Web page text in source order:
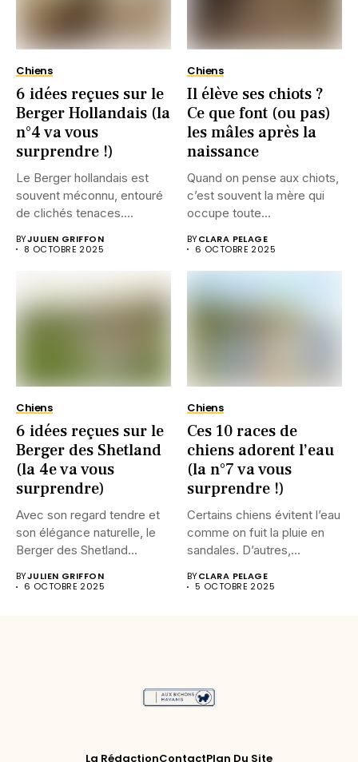
Chiens
6 idées reçues sur le
Berger Hollandais (la
n°4 va vous
surprendre !)
Le Berger hollandais est
souvent méconnu, entouré
de clichés tenaces.
BYJULIEN GRIFFON
8 OCTOBRE 2025
Chiens
Il élève ses chiots ?
Ce que font (ou pas)
les mâles après la
naissance
Quand on pense aux chiots,
c’est souvent la mère qui
occupe toute...
BYCLARA PELAGE
6 OCTOBRE 2025
Chiens
6 idées reçues sur le
Berger des Shetland
(la 4e va vous
surprendre)
Avec son regard tendre et
son élégance naturelle, le
Berger des Shetland...
BYJULIEN GRIFFON
6 OCTOBRE 2025
Chiens
Ces 10 races de
chiens adorent l’eau
(la n°7 va vous
surprendre !)
Certains chiens évitent l’eau
comme on fuit la pluie en
sandales. D’autres,...
BYCLARA PELAGE
5 OCTOBRE 2025
La RédactionContactPlan Du Site